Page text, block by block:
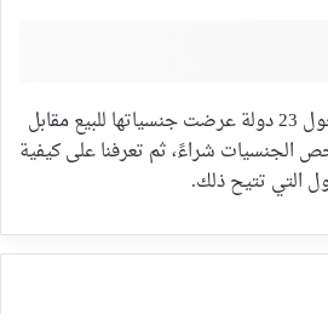
كانت هذه أهم المعلومات حول 23 دولة عرضت جنسياتها للبيع مقابل
الجنسيات شراءً، ثم تعرفنا على كيفية
التي تتيح ذلك.